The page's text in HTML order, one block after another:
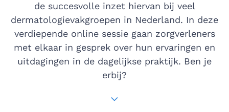
de succesvolle inzet hiervan bij veel
dermatologievakgroepen in Nederland. In deze
verdiepende online sessie gaan zorgverleners
met elkaar in gesprek over hun ervaringen en
uitdagingen in de dagelijkse praktijk. Ben je
erbij?